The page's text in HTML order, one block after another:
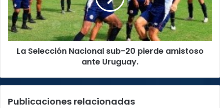
pierde
amistoso
ante
Uruguay.
La Selección Nacional sub-20 pierde amistoso
ante Uruguay.
Publicaciones relacionadas